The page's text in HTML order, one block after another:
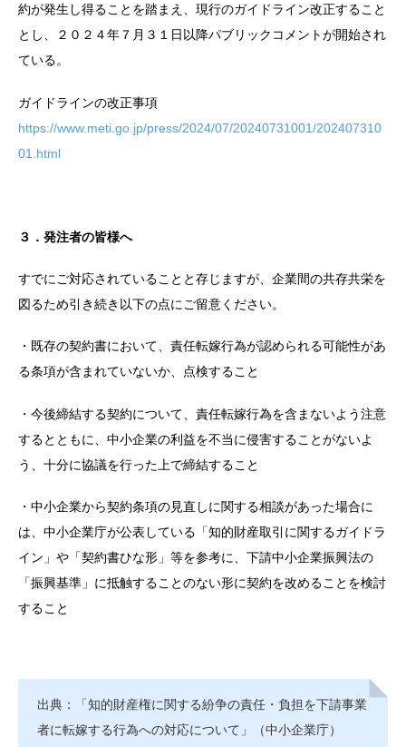
約が発生し得ることを踏まえ、現行のガイドライン改正すること
とし、２０２４年７月３１日以降パブリックコメントが開始され
ている。
ガイドラインの改正事項
https://www.meti.go.jp/press/2024/07/20240731001/202407310
01.html
３．発注者の皆様へ
すでにご対応されていることと存じますが、企業間の共存共栄を
図るため引き続き以下の点にご留意ください。
・既存の契約書において、責任転嫁行為が認められる可能性があ
る条項が含まれていないか、点検すること
・今後締結する契約について、責任転嫁行為を含まないよう注意
するとともに、中小企業の利益を不当に侵害することがないよ
う、十分に協議を行った上で締結すること
・中小企業から契約条項の見直しに関する相談があった場合に
は、中小企業庁が公表している「知的財産取引に関するガイドラ
イン」や「契約書ひな形」等を参考に、下請中小企業振興法の
「振興基準」に抵触することのない形に契約を改めることを検討
すること
出典：「知的財産権に関する紛争の責任・負担を下請事業
者に転嫁する行為への対応について」（中小企業庁）